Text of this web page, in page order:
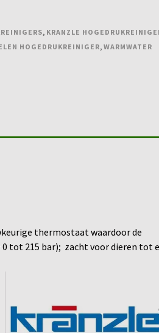
, KRANZLE
HOGEDRUKREINIGER, WARMWATER
thermostaat waardoor de
tot 215 bar); zacht voor dieren tot